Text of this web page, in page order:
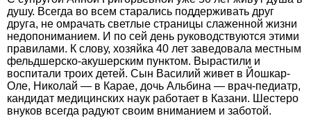
душу. Всегда во всем старались поддерживать друг
друга, не омрачать светлые страницы слаженной жизни
недопониманием. И по сей день руководствуются этими
правилами. К слову, хозяйка 40 лет заведовала местным
фельдшерско-акушерским пунктом. Вырастили и
воспитали троих детей. Сын Василий живет в Йошкар-
Оле, Николай — в Карае, дочь Альбина — врач-педиатр,
кандидат медицинских наук работает в Казани. Шестеро
внуков всегда радуют своим вниманием и заботой.